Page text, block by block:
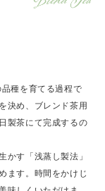
種を育てる過程で
決め、ブレンド茶用
製茶にて完成するの
かす「浅蒸し製法」
ます。時間をかけじ